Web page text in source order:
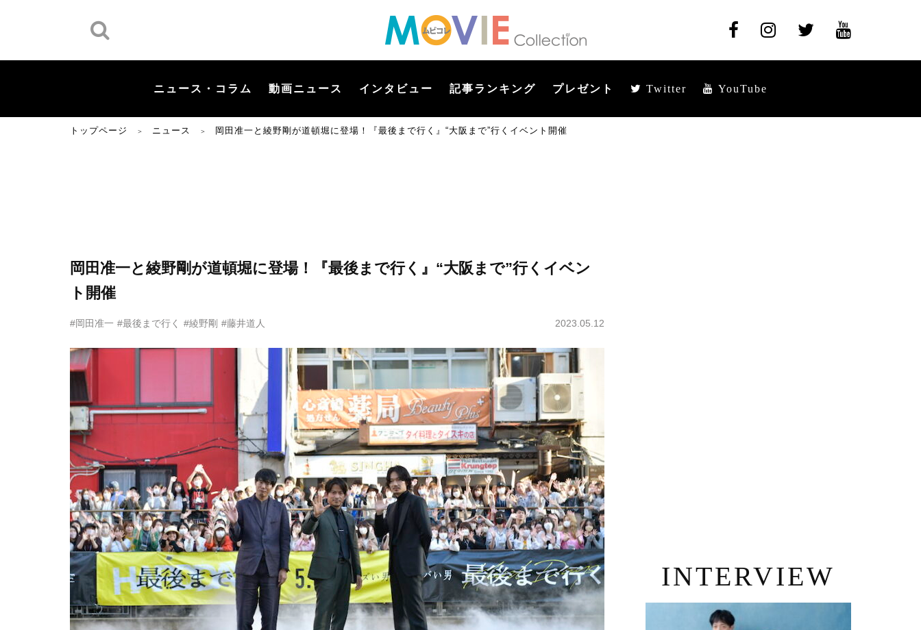
ニュース・コラム 動画ニュース インタビュー 記事ランキング プレゼント Twitter YouTube
トップページ ＞ ニュース ＞ 岡田准一と綾野剛が道頓堀に登場！『最後まで行く』“大阪まで”行くイベント開催
岡田准一と綾野剛が道頓堀に登場！『最後まで行く』“大阪まで”行くイベン
ト開催
#岡田准一 #最後まで行く #綾野剛 #藤井道人 2023.05.12
INTERVIEW